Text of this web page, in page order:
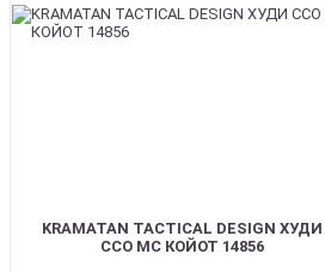
KRAMATAN TACTICAL DESIGN ХУДИ
ССО МС КОЙОТ 14856